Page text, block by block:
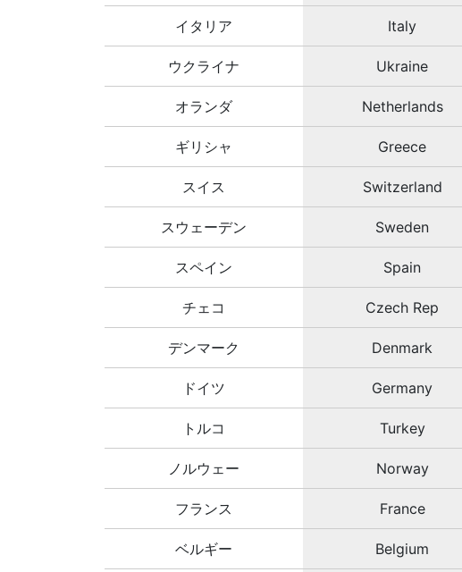
イタリア Italy
ウクライナ Ukraine
オランダ Netherlands
ギリシャ Greece
スイス Switzerland
スウェーデン Sweden
スペイン Spain
チェコ Czech Rep
デンマーク Denmark
ドイツ Germany
トルコ Turkey
ノルウェー Norway
フランス France
ベルギー Belgium